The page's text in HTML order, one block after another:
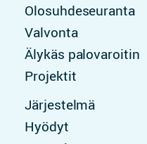
Olosuhde­seuranta
Valvonta
Älykäs palovaroitin
Projektit
Järjestelmä
Hyödyt